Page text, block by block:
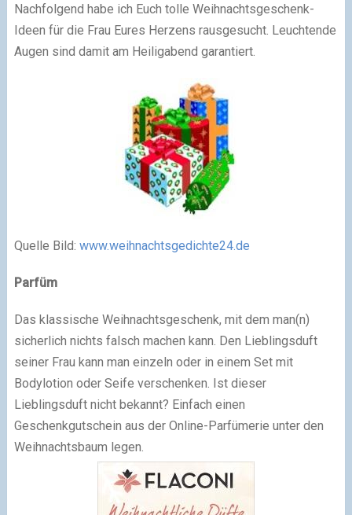
Nachfolgend habe ich Euch tolle Weihnachtsgeschenk-
Ideen für die Frau Eures Herzens rausgesucht. Leuchtende
Augen sind damit am Heiligabend garantiert.
Quelle Bild: www.weihnachtsgedichte24.de
Parfüm
Das klassische Weihnachtsgeschenk, mit dem man(n)
sicherlich nichts falsch machen kann. Den Lieblingsduft
seiner Frau kann man einzeln oder in einem Set mit
Bodylotion oder Seife verschenken. Ist dieser
Lieblingsduft nicht bekannt? Einfach einen
Geschenkgutschein aus der Online-Parfümerie unter den
Weihnachtsbaum legen.